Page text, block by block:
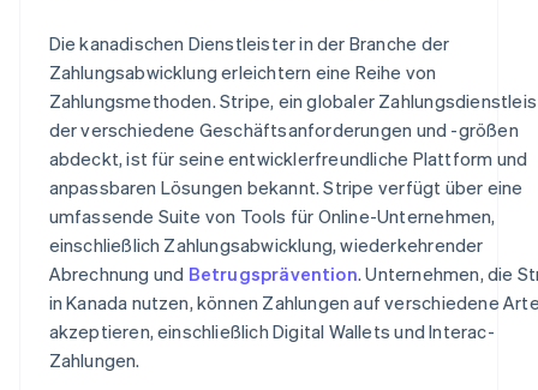
Die kanadischen Dienstleister in der Branche der
Zahlungsabwicklung erleichtern eine Reihe von
Zahlungsmethoden. Stripe, ein globaler
der verschiedene Geschäftsanforderungen und -größen
abdeckt, ist für seine entwicklerfreundliche Plattform und
anpassbaren Lösungen bekannt. Stripe verfügt über eine
umfassende Suite von Tools für Online-Unternehmen,
einschließlich Zahlungsabwicklung, wiederkehrender
Abrechnung und Betrugsprävention. Unternehmen, die
in Kanada nutzen, können Zahlungen auf verschiedene
akzeptieren, einschließlich Digital Wallets und Interac-
Zahlungen.